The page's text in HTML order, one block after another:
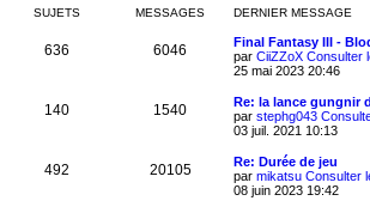
SUJETS MESSAGES DERNIER MESSAGE
636 6046
Final Fantasy III -
par CiiZZoX Consulter
25 mai 2023 20:46
140 1540
Re: la lance gungnir
par stephg043
03 juil. 2021 10:13
492 20105
Re: Durée de jeu
par mikatsu Consulter
08 juin 2023 19:42